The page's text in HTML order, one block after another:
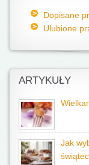
Dopisane
Ulubione
ARTYKUŁY
Jak